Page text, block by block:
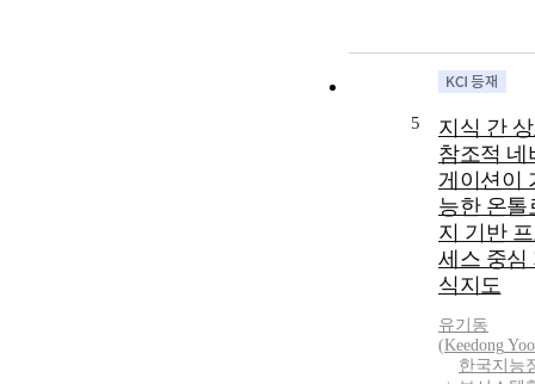
5
지식 간
참조적 네
게이션이
능한 온톨
지 기반
세스 중심
식지도
유기동
(Keedong Yoo
한국지능